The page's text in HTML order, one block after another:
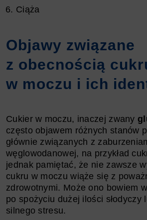
Ciąża
Objawy związane
z obecnością
w moczu i ich
Cukier w moczu, inaczej zwany
często objawem różnych stanów
głównie związanych z
węglowodanowej, na przykład
jednak pamiętać, że nie zawsze
cukru w moczu wiąże się z
zdrowotnymi. Może ono bowiem
po spożyciu dużej ilości słodyczy
silnego stresu.